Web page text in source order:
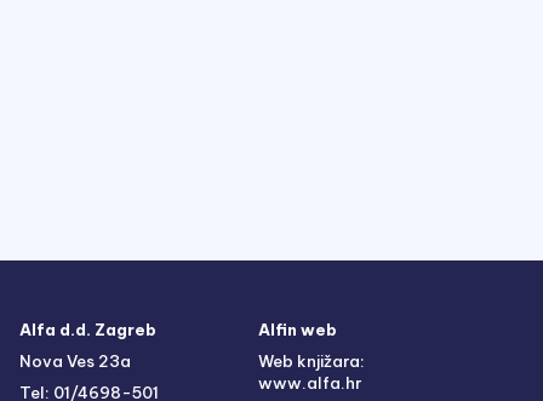
Alfa d.d. Zagreb
Nova Ves 23a
Tel: 01/4698-501
Alfin web
Web knjižara:
www.alfa.hr